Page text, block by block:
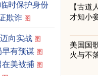
时保护身份
欺诈 图
向实战 图
早有预谋 图
在美被捕 图
【古道
才知小
美国国
火与不